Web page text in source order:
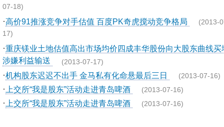
07-18)
·高价91推涨竞争对手估值 百度PK奇虎搅动竞争格局 (2013-
17)
·重庆镁业土地估值高出市场均价四成丰华股份向大股东曲线买
涉嫌利益输送 (2013-07-17)
·机构股东迟迟不出手 金马私有化命悬最后三日 (2013-07-16)
· 上交所“我是股东”活动走进青岛啤酒 (2013-07-16)
· 上交所“我是股东”活动走进青岛啤酒 (2013-07-16)